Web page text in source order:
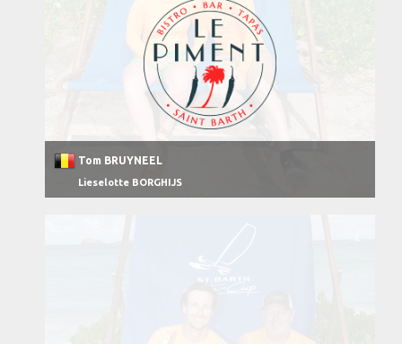
Tom BRUYNEEL
Lieselotte BORGHIJS